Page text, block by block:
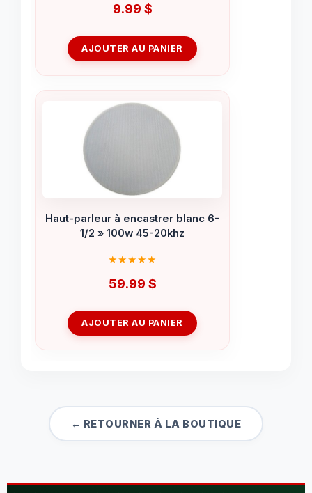
9.99 $
AJOUTER AU PANIER
Haut-parleur à encastrer blanc 6-
1/2 » 100w 45-20khz
59.99 $
AJOUTER AU PANIER
← RETOURNER À LA BOUTIQUE